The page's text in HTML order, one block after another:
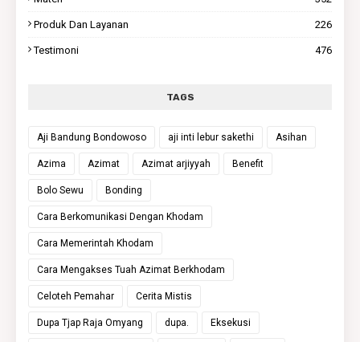
Produk Dan Layanan 226
Testimoni 476
TAGS
Aji Bandung Bondowoso aji inti lebur sakethi Asihan
Azima Azimat Azimat arjiyyah Benefit
Bolo Sewu Bonding
Cara Berkomunikasi Dengan Khodam
Cara Memerintah Khodam
Cara Mengakses Tuah Azimat Berkhodam
Celoteh Pemahar Cerita Mistis
Dupa Tjap Raja Omyang dupa. Eksekusi